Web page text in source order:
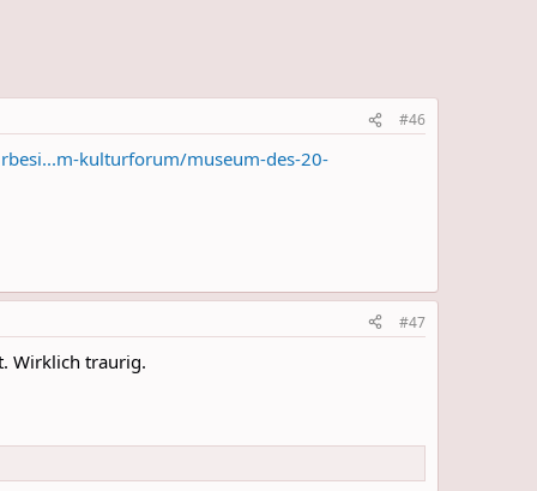
#46
kulturforum/museum-des-20-
#47
Wirklich traurig.